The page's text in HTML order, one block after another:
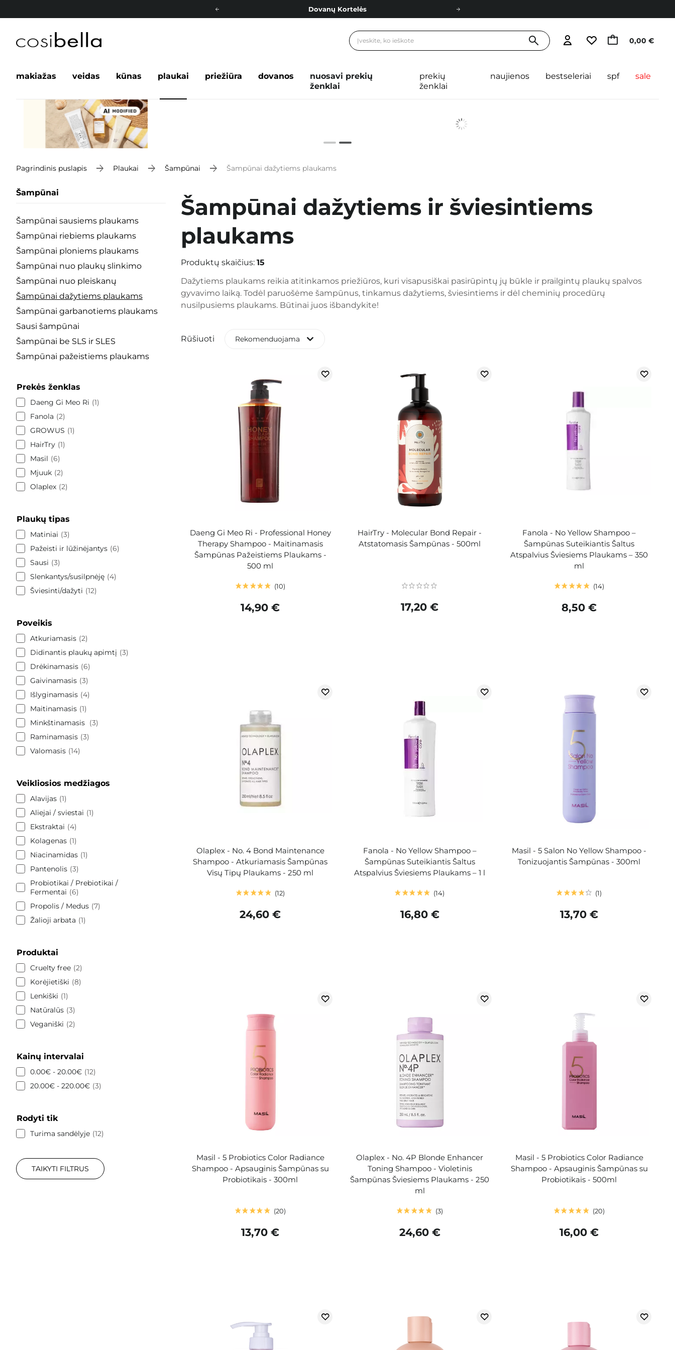
Dovanų Kortelės
Nemokamas pristatymas nuo 40,00 € 0,00 €
makiažas veidas kūnas plaukai priežiūra dovanos
nuosavi prekių
ženklai
prekių
ženklai
naujienos bestseleriai spf sale
Pagrindinis puslapis Plaukai Šampūnai Šampūnai dažytiems plaukams
Šampūnai
Šampūnai sausiems plaukams
Šampūnai riebiems plaukams
Šampūnai ploniems plaukams
Šampūnai nuo plaukų slinkimo
Šampūnai nuo pleiskanų
Šampūnai dažytiems plaukams
Šampūnai garbanotiems plaukams
Sausi šampūnai
Šampūnai be SLS ir SLES
Šampūnai pažeistiems plaukams
Prekės ženklas
Daeng Gi Meo Ri
1
Fanola
2
GROWUS
1
HairTry 1
Masil
6
Mjuuk 2
Olaplex 2
Plaukų tipas
Matiniai
3
Pažeisti ir lūžinėjantys 6
Sausi
3
Slenkantys/susilpnėję 4
Šviesinti/dažyti
12
Poveikis
Atkuriamasis 2
Didinantis plaukų apimtį
3
Drėkinamasis 6
Gaivinamasis 3
Išlyginamasis 4
Maitinamasis 1
Minkštinamasis
3
Raminamasis 3
Valomasis 14
Veikliosios medžiagos
Alavijas 1
Aliejai / sviestai
1
Ekstraktai
4
Kolagenas 1
Niacinamidas 1
Pantenolis 3
Probiotikai / Prebiotikai /
Fermentai
6
Propolis / Medus 7
Žalioji arbata
1
Produktai
Cruelty free 2
Korėjietiški
8
Lenkiški
1
Natūralūs 3
Veganiški
2
Kainų intervalai
0.00€ - 20.00€ 12
20.00€ - 220.00€ 3
Rodyti tik
Turima sandėlyje 12
TAIKYTI FILTRUS
Šampūnai dažytiems ir šviesintiems
plaukams
Produktų skaičius: 15
Dažytiems plaukams reikia atitinkamos priežiūros, kuri visapusiškai pasirūpintų jų būkle ir prailgintų plaukų spalvos
gyvavimo laiką. Todėl paruošėme šampūnus, tinkamus dažytiems, šviesintiems ir dėl cheminių procedūrų
nusilpusiems plaukams. Būtinai juos išbandykite!
Rūšiuoti Rekomenduojama
Daeng Gi Meo Ri - Professional Honey
Therapy Shampoo - Maitinamasis
Šampūnas Pažeistiems Plaukams -
500 ml
10
14,90 €
HairTry - Molecular Bond Repair -
Atstatomasis Šampūnas - 500ml
17,20 €
Fanola - No Yellow Shampoo –
Šampūnas Suteikiantis Šaltus
Atspalvius Šviesiems Plaukams – 350
ml
14
8,50 €
Olaplex - No. 4 Bond Maintenance
Shampoo - Atkuriamasis Šampūnas
Visų Tipų Plaukams - 250 ml
12
24,60 €
Fanola - No Yellow Shampoo –
Šampūnas Suteikiantis Šaltus
Atspalvius Šviesiems Plaukams – 1 l
14
16,80 €
Masil - 5 Salon No Yellow Shampoo -
Tonizuojantis Šampūnas - 300ml
1
13,70 €
Masil - 5 Probiotics Color Radiance
Shampoo - Apsauginis Šampūnas su
Probiotikais - 300ml
20
13,70 €
Olaplex - No. 4P Blonde Enhancer
Toning Shampoo - Violetinis
Šampūnas Šviesiems Plaukams - 250
ml
3
24,60 €
Masil - 5 Probiotics Color Radiance
Shampoo - Apsauginis Šampūnas su
Probiotikais - 500ml
20
16,00 €